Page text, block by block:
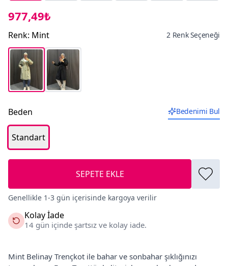
977,49₺
Renk: Mint 2 Renk Seçeneği
Beden Bedenimi Bul
Standart
SEPETE EKLE
Genellikle 1-3 gün içerisinde kargoya verilir
Kolay İade
14 gün içinde şartsız ve kolay iade.
Mint Belinay Trençkot ile bahar ve sonbahar şıklığınızı